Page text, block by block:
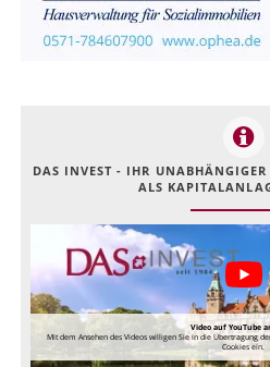
DAS INVEST - IHR
ALS
Video auf YouTube
Mit dem Ansehen des Videos willigen Sie in die Übertragung
Cookies ein.